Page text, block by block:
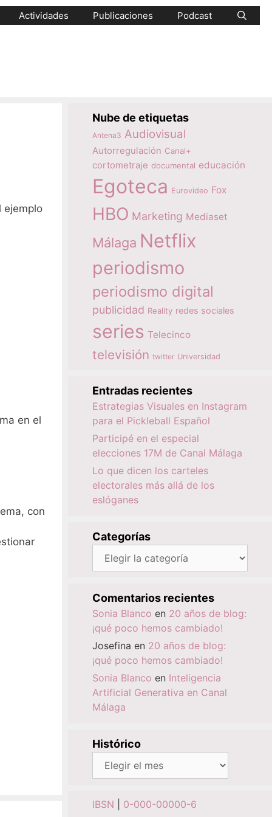
Actividades Publicaciones Podcast
ejemplo
en el
con
Nube de etiquetas
Antena3 Audiovisual
Autorregulación Canal+
cortometraje documental educación
Egoteca Eurovideo Fox
HBO Marketing Mediaset
Málaga Netflix
periodismo
periodismo digital
publicidad Reality redes sociales
series Telecinco
televisión twitter Universidad
Entradas recientes
Estrategias Visuales en Instagram
para el Pickleball Español
Participé en el especial
elecciones 17M de Canal Málaga
Lo que dicen los carteles
electorales más allá de los
eslóganes
Categorías
Categorías
Comentarios recientes
Sonia Blanco en 20 años de blog:
¡qué poco hemos cambiado!
Josefina en 20 años de blog:
¡qué poco hemos cambiado!
Sonia Blanco en Inteligencia
Artificial Generativa en Canal
Málaga
Histórico
Histórico
IBSN 0-000-00000-6